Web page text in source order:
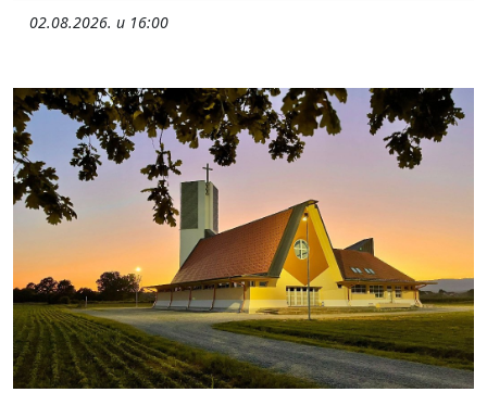
02.08.2026. u 16:00